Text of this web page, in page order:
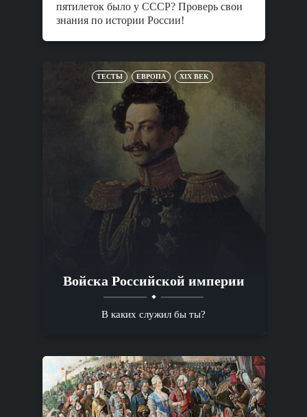
пятилеток было у СССР? Проверь свои
знания по истории России!
ТЕСТЫ ЕВРОПА XIX ВЕК
Войска Российской империи
В каких служил бы ты?